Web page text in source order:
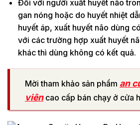
Đối với người xuất huyết não
gan nóng hoặc do huyết nhiệt
huyết áp, xuất huyết não dùng
với các trường hợp xuất huyết
khác thì dùng không có kết quả.
Mời tham khảo sản phẩm an
viêncao cấp bán chạy ở cửa